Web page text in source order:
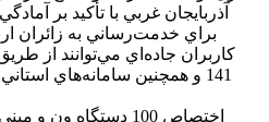
آذربايجان غربي با تأکيد بر
براي خدمت‌رساني به زائران
کاربران جاده‌اي مي‌توانند از
141 و همچنين سامانه‌هاي
اختصاص 100 دستگاه